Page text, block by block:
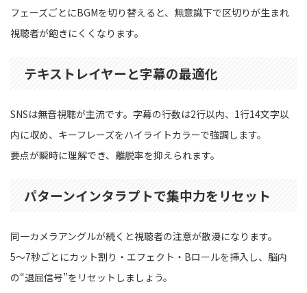
フェーズごとにBGMを切り替えると、無意識下で区切りが生まれ
視聴者が飽きにくくなります。
テキストレイヤーと字幕の最適化
SNSは無音視聴が主流です。字幕の行数は2行以内、1行14文字以
内に収め、キーフレーズをハイライトカラーで強調します。
要点が瞬時に理解でき、離脱率を抑えられます。
パターンインタラプトで集中力をリセット
同一カメラアングルが続くと視聴者の注意が散漫になります。
5〜7秒ごとにカット割り・エフェクト・Bロールを挿入し、脳内
の“退屈信号”をリセットしましょう。